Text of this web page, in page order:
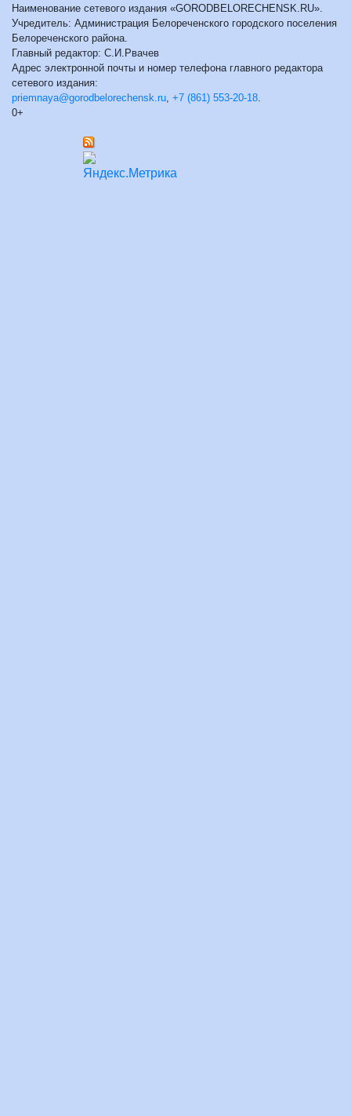
Наименование сетевого издания «GORODBELORECHENSK.RU».
Учредитель: Администрация Белореченского городского поселения
Белореченского района.
Главный редактор: С.И.Рвачев
Адрес электронной почты и номер телефона главного редактора
сетевого издания:
priemnaya@gorodbelorechensk.ru +7 (861) 553-20-18
0+